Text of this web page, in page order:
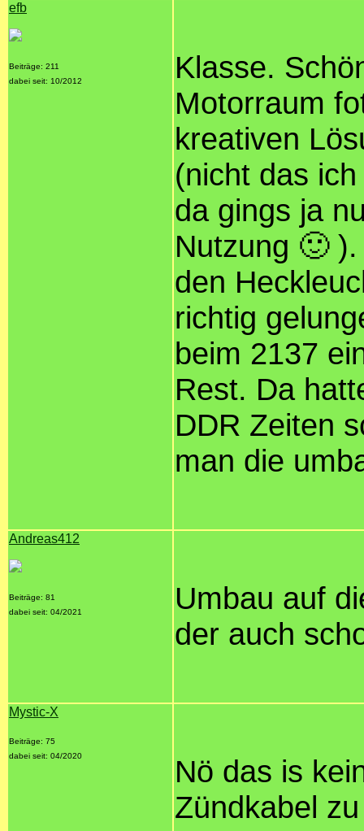
efb
Beiträge: 211
dabei seit: 10/2012
Klasse.
Motorraum
kreativen
(nicht das
da gings ja
Nutzung 🙂
den
richtig
beim 2137
Rest. Da
DDR Zeiten
man die
Andreas412
Beiträge: 81
dabei seit: 04/2021
Umbau auf
der auch
Mystic-X
Beiträge: 75
dabei seit: 04/2020
Nö das is
Zündkabel